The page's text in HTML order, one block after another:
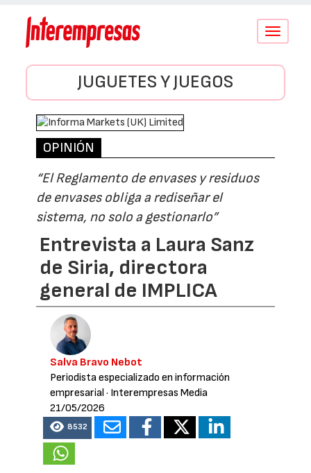
Conmutar
JUGUETES Y JUEGOS
OPINIÓN
“El Reglamento de envases y residuos
de envases obliga a rediseñar el
sistema, no solo a gestionarlo”
Entrevista a Laura Sanz
de Siria, directora
general de IMPLICA
Salva Bravo Nebot
Periodista especializado en información
empresarial· Interempresas Media
21/05/2026
8532